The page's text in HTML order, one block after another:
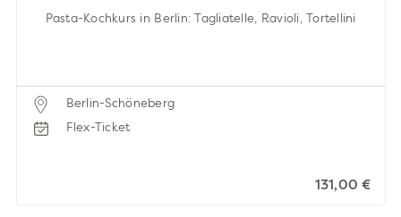
Pasta-Kochkurs in Berlin: Tagliatelle, Ravioli, Tortellini
Berlin-Schöneberg
Flex-Ticket
131,00 €